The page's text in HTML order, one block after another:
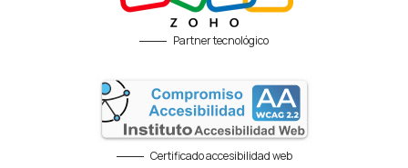
Partner tecnológico
Certificado accesibilidad web